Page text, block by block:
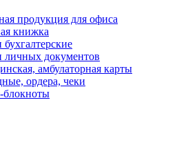
продукция для офиса
книжка
бухгалтерские
личных документов
амбулаторная карты
ордера, чеки
блокноты